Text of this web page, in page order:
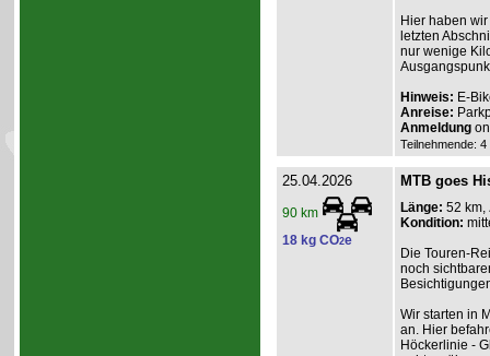
Hier haben
letzten
nur wenige
Hinweis: E-
Anreise:
Anmeldung
Teilnehmende:
25.04.2026
90 km
18 kg CO2e
MTB goes
Länge: 52 km,
Kondition:
Die Touren-
noch
Wir starten in
an. Hier
Höckerlinie -